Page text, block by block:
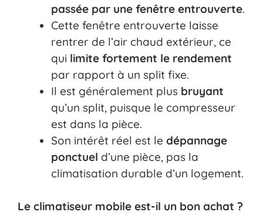
passée par une fenêtre entrouverte.
Cette fenêtre entrouverte laisse
rentrer de l’air chaud extérieur, ce
qui limite fortement le rendement
par rapport à un split fixe.
Il est généralement plus bruyant
qu’un split, puisque le compresseur
est dans la pièce.
Son intérêt réel est le dépannage
ponctuel d’une pièce, pas la
climatisation durable d’un logement.
Le climatiseur mobile est-il un bon achat ?